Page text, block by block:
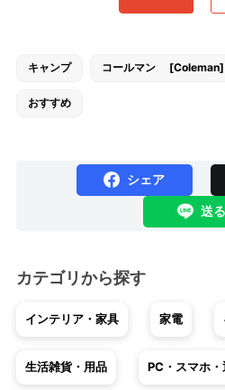
キャンプ コールマン [Coleman]
おすすめ
シェア
送る
カテゴリから探す
インテリア・家具 家電
生活雑貨・用品 PC・スマホ・